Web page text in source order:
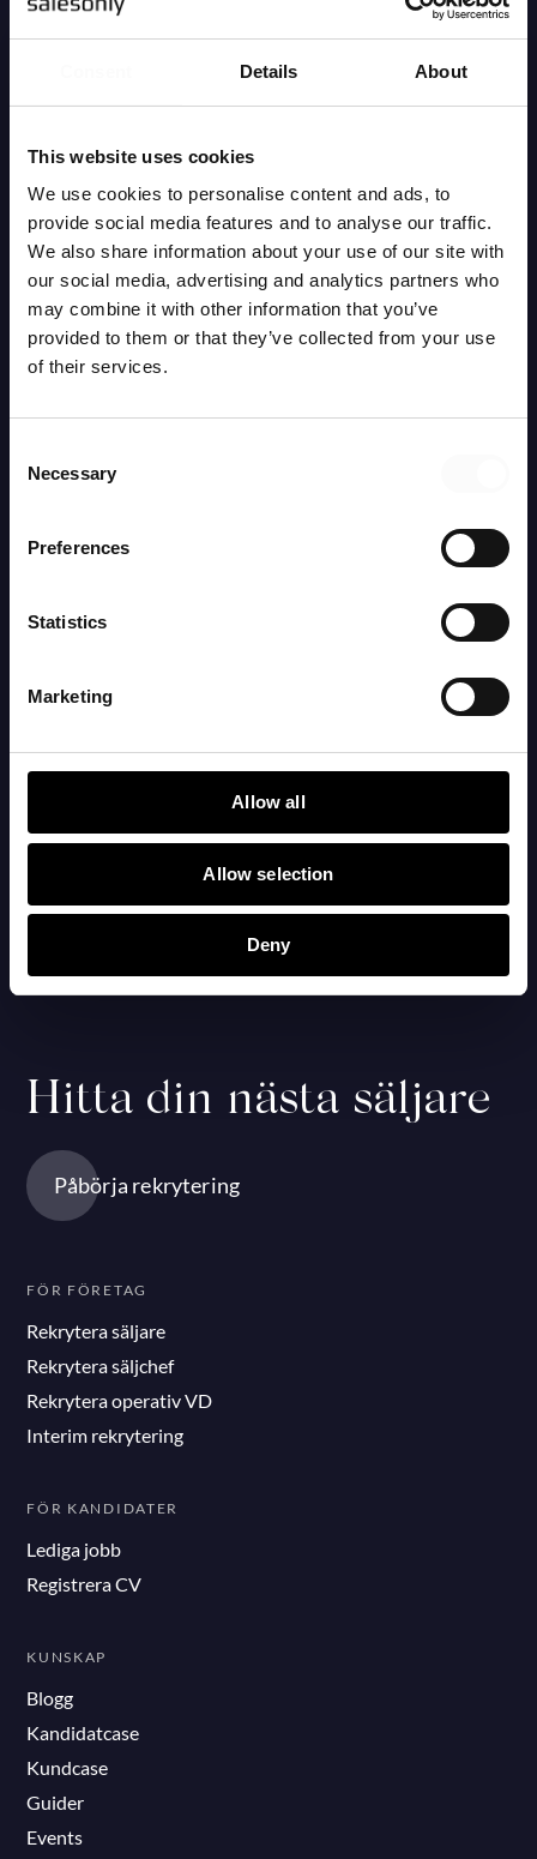
Details About
This website uses cookies
We use cookies to personalise content and ads, to
provide social media features and to analyse our traffic.
We also share information about your use of our site with
our social media, advertising and analytics partners who
may combine it with other information that you’ve
provided to them or that they’ve collected from your use
of their services.
Selection
Necessary
Preferences
Statistics
Marketing
Allow all
Allow selection
Deny
Mer läsning
BLOGG
datadrivna beslut i säljorganisationen.
Hitta din nästa säljare
Påbörja rekrytering
FÖR FÖRETAG
Rekrytera säljare
Rekrytera säljchef
Rekrytera operativ VD
Interim rekrytering
FÖR KANDIDATER
Lediga jobb
Registrera CV
KUNSKAP
Blogg
Kandidatcase
Kundcase
Guider
Events